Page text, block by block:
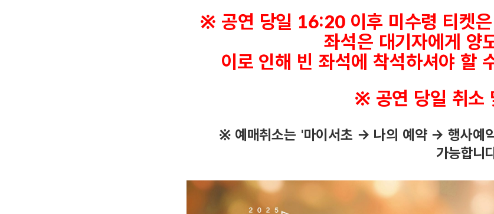
예
약
기
간
화
사
※ 공연 당일 16:20 이후 미수령 티켓
좌석은 대기자에게 양
이로 인해 빈 좌석에 착석하셔야 할
※ 공연 당일 취소
※ 예매취소는 '마이서초 → 나의 예약→ 행사예
가능합니